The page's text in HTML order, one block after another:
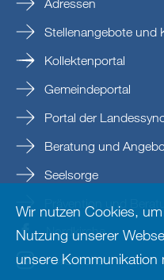
Adressen
Stellenangebote und
Kollektenportal
Gemeindeportal
Portal der
Beratung und
Seelsorge
Nordkirche
nordkirche
Wir nutzen Cookies,
Nutzung unserer
unsere Kommunikation